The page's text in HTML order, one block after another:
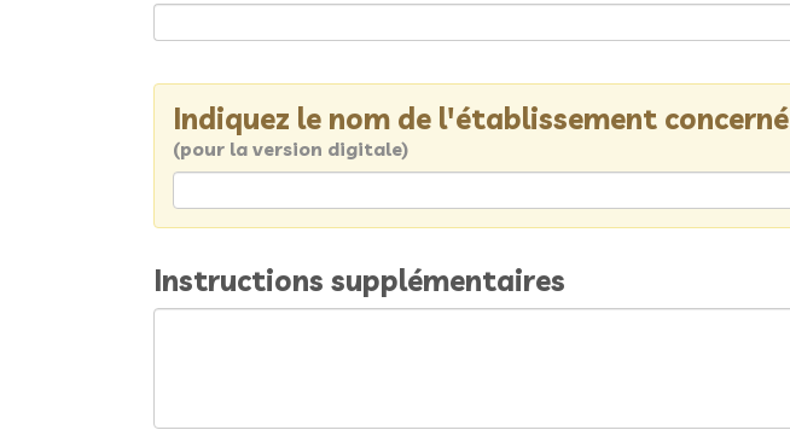
Indiquez le nom de l'établissement concerné
(pour la version digitale)
Instructions supplémentaires